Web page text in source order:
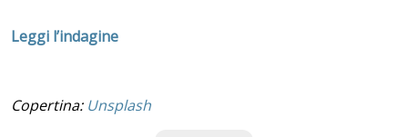
Leggi l’indagine
Copertina: Unsplash